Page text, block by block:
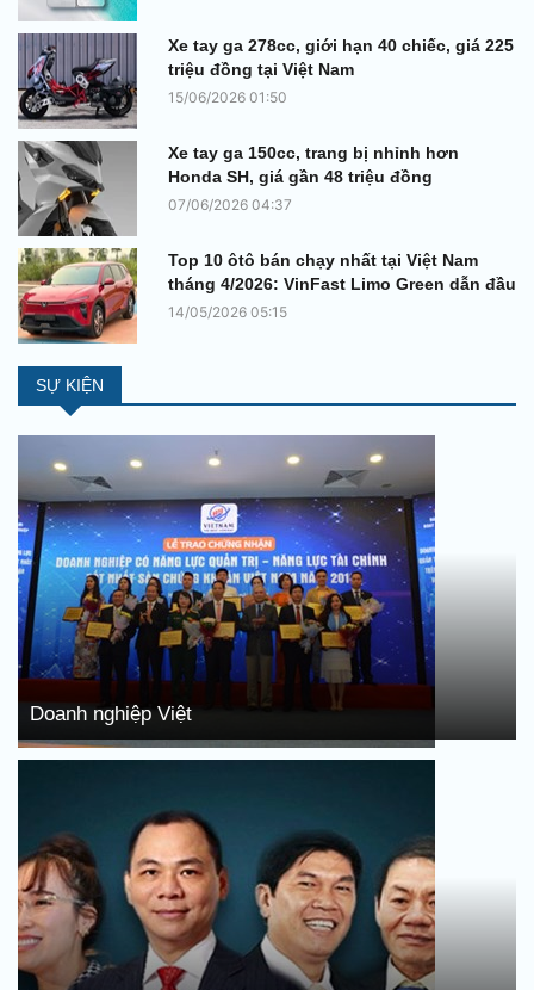
Xe tay ga 278cc, giới hạn 40 chiếc, giá 225
triệu đồng tại Việt Nam
15/06/2026 01:50
Xe tay ga 150cc, trang bị nhỉnh hơn
Honda SH, giá gần 48 triệu đồng
07/06/2026 04:37
Top 10 ôtô bán chạy nhất tại Việt Nam
tháng 4/2026: VinFast Limo Green dẫn đầu
14/05/2026 05:15
SỰ KIỆN
Doanh nghiệp Việt